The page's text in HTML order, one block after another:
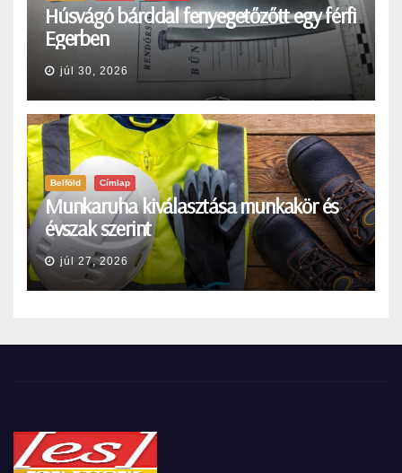
Húsvágó bárddal fenyegetőzőtt egy férfi
Egerben
júl 30, 2026
Belföld Címlap
Munkaruha kiválasztása munkakör és
évszak szerint
júl 27, 2026